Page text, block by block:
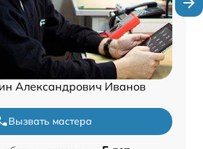
Александрович Иванов
Вызвать мастера